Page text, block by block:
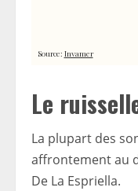
Le
La plupart des
affrontement au
De La Espriella.